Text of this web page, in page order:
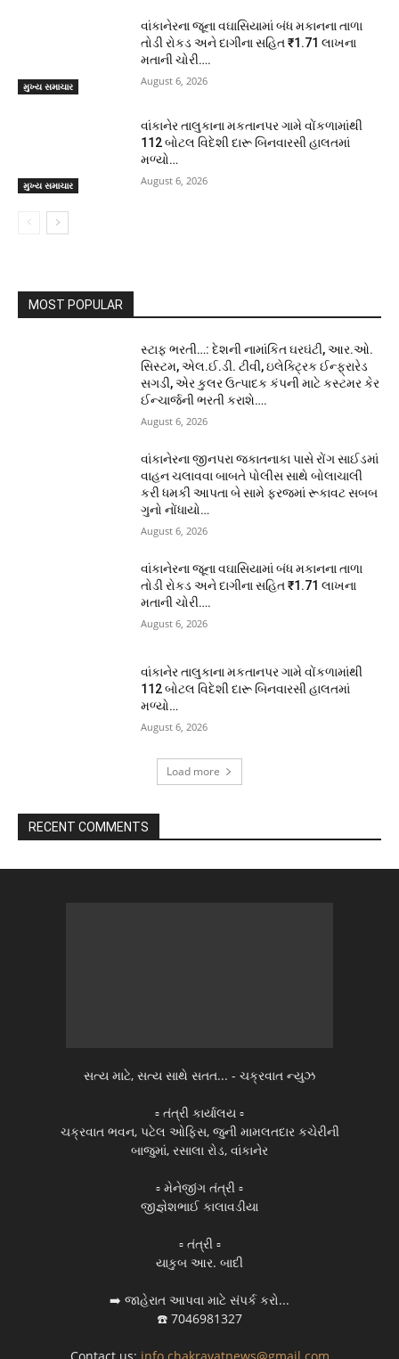
મુખ્ય સમાચાર
વાંકાનેરના જૂના વઘાસિયામાં બંધ મકાનના તાળા
તોડી રોકડ અને દાગીના સહિત ₹1.71 લાખના
મતાની ચોરી….
August 6, 2026
મુખ્ય સમાચાર
વાંકાનેર તાલુકાના મકતાનપર ગામે વોંકળામાંથી
112 બોટલ વિદેશી દારૂ બિનવારસી હાલતમાં
મળ્યો…
August 6, 2026
MOST POPULAR
સ્ટાફ ભરતી…: દેશની નામાંકિત ઘરઘંટી, આર.ઓ.
સિસ્ટમ, એલ.ઈ.ડી. ટીવી, ઇલેક્ટ્રિક ઈન્ફ્રારેડ
સગડી, એર કુલર ઉત્પાદક કંપની માટે કસ્ટમર કેર
ઈન્ચાર્જની ભરતી કરાશે….
August 6, 2026
વાંકાનેરના જીનપરા જકાતનાકા પાસે રોંગ સાઈડમાં
વાહન ચલાવવા બાબતે પોલીસ સાથે બોલાચાલી
કરી ધમકી આપતા બે સામે ફરજમાં રૂકાવટ સબબ
ગુનો નોંધાયો…
August 6, 2026
વાંકાનેરના જૂના વઘાસિયામાં બંધ મકાનના તાળા
તોડી રોકડ અને દાગીના સહિત ₹1.71 લાખના
મતાની ચોરી….
August 6, 2026
વાંકાનેર તાલુકાના મકતાનપર ગામે વોંકળામાંથી
112 બોટલ વિદેશી દારૂ બિનવારસી હાલતમાં
મળ્યો…
August 6, 2026
Load more
RECENT COMMENTS
સત્ય માટે, સત્ય સાથે સતત... - ચક્રવાત ન્યુઝ
▫️ તંત્રી કાર્યાલય ▫️
ચક્રવાત ભવન, પટેલ ઓફિસ, જુની મામલતદાર કચેરીની
બાજુમાં, રસાલા રોડ, વાંકાનેર
▫️ મેનેજીંગ તંત્રી ▫️
જીજ્ઞેશભાઈ કાલાવડીયા
▫️ તંત્રી ▫️
યાકુબ આર. બાદી
➡️ જાહેરાત આપવા માટે સંપર્ક કરો...
☎️ 7046981327
Contact us: info.chakravatnews@gmail.com